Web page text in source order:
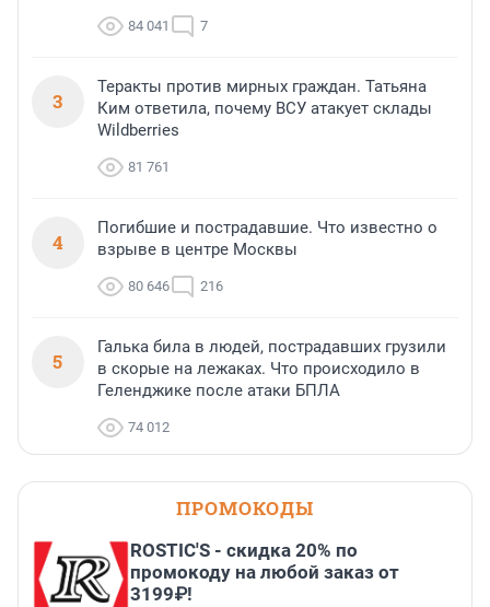
84 041 7
3
Теракты против мирных граждан. Татьяна
Ким ответила, почему ВСУ атакует склады
Wildberries
81 761
4
Погибшие и пострадавшие. Что известно о
взрыве в центре Москвы
80 646 216
5
Галька била в людей, пострадавших грузили
в скорые на лежаках. Что происходило в
Геленджике после атаки БПЛА
74 012
ПРОМОКОДЫ
ROSTIC'S - скидка 20% по
промокоду на любой заказ от
3199₽!